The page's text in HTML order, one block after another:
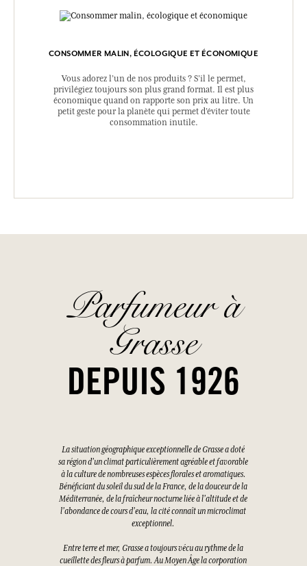
CONSOMMER MALIN, ÉCOLOGIQUE ET ÉCONOMIQUE
Vous adorez l’un de nos produits ? S’il le permet,
privilégiez toujours son plus grand format. Il est plus
économique quand on rapporte son prix au litre. Un
petit geste pour la planète qui permet d’éviter toute
consommation inutile.
Parfumeur à
Grasse
DEPUIS 1926
La situation géographique exceptionnelle de Grasse a doté
sa région d'un climat particulièrement agréable et favorable
à la culture de nombreuses espèces florales et aromatiques.
Bénéficiant du soleil du sud de la France, de la douceur de la
Méditerranée, de la fraîcheur nocturne liée à l'altitude et de
l'abondance de cours d'eau, la cité connaît un microclimat
exceptionnel.
Entre terre et mer, Grasse a toujours vécu au rythme de la
cueillette des fleurs à parfum. Au Moyen Âge la corporation